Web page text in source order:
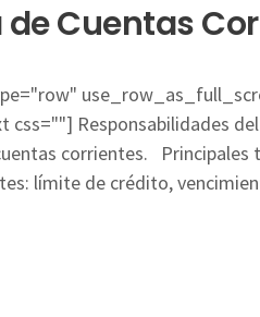
Cuentas
css=""] Responsabilidades
corrientes.
límite de crédito,